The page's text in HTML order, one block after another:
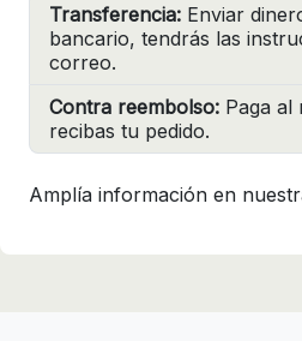
Transferencia: Enviar
bancario, tendrás las
correo.
Contra reembolso: Paga al
recibas tu pedido.
Amplía información en